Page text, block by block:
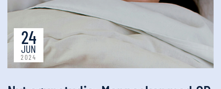
24
JUN
2024